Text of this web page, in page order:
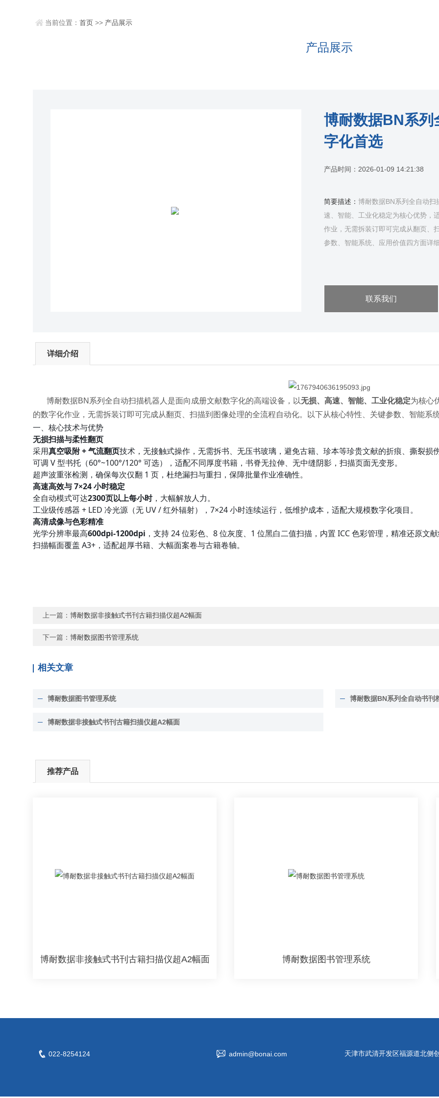
当前位置：首页 >> 产品展示
产品展示
博耐数据BN系列
字化首选
产品时间： 2026-01-09 14:21:38
简要描述： 博耐数据BN系列全自动
速、智能、工业化稳定为核心优势，
作业，无需拆装订即可完成从翻页、
参数、智能系统、应用价值四方面详细
联系我们
详细介绍
博耐数据BN系列全自动扫描机器人是面向成册文献数字化的高端设备，以无损、高速、智能、工业化稳定为核心
的数字化作业，无需拆装订即可完成从翻页、扫描到图像处理的全流程自动化。以下从核心特性、关键参数、智能系
一、核心技术与优势
无损扫描与柔性翻页
采用真空吸附 + 气流翻页技术，无接触式操作，无需拆书、无压书玻璃，避免古籍、珍本等珍贵文献的折痕、撕裂损伤
可调 V 型书托（60°~100°/120° 可选），适配不同厚度书籍，书脊无拉伸、无中缝阴影，扫描页面无变形。
超声波重张检测，确保每次仅翻 1 页，杜绝漏扫与重扫，保障批量作业准确性。
高速高效与 7×24 小时稳定
全自动模式可达2300页以上每小时，大幅解放人力。
工业级传感器 + LED 冷光源（无 UV / 红外辐射），7×24 小时连续运行，低维护成本，适配大规模数字化项目。
高清成像与色彩精准
光学分辨率最高600dpi-1200dpi ，支持 24 位彩色、8 位灰度、1 位黑白二值扫描，内置 ICC 色彩管理，精准还原文献
扫描幅面覆盖 A3+，适配超厚书籍、大幅面案卷与古籍卷轴。
上一篇：博耐数据非接触式书刊古籍扫描仪超A2幅面
下一篇：博耐数据图书管理系统
相关文章
博耐数据图书管理系统 博耐数据BN系列全自动书刊
博耐数据非接触式书刊古籍扫描仪超A2幅面
推荐产品
博耐数据非接触式书刊古籍扫描仪超A2幅面 博耐数据图书管理系统
022-8254124 admin@bonai.com 天津市武清开发区福源道北侧